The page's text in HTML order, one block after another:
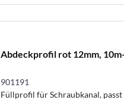
Abdeckprofil rot 12mm,
901191
Füllprofil für Schraubkanal,